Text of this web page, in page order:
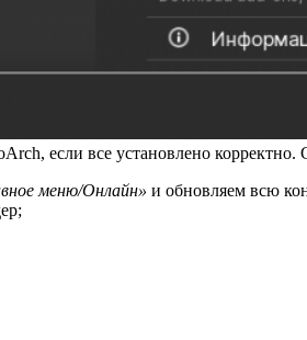
если все установлено
меню/Онлайн» и обновляем всю